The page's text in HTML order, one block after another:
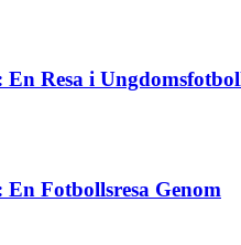
Resa i
Fotbollsresa Genom